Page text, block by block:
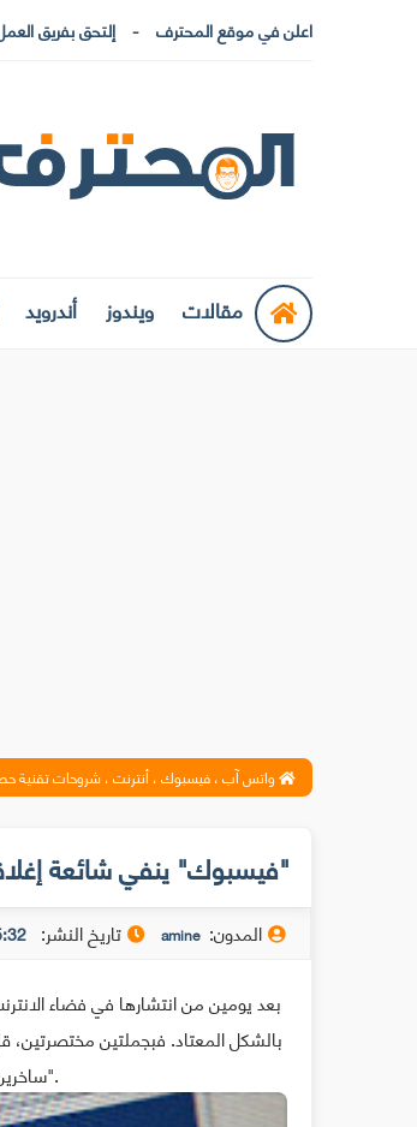
اعلن في موقع المحترف إلتحق بفريق
مقالات ويندوز أندرويد
واتس آب ، فيسبوك ، أنترنت ، شروحات تقنية
"فيسبوك" ينفي شائعة
المدون: amine تاريخ النشر:
بالشكل المعتاد. فبجملتين مختصرتين،
ساخرين من شائعة الإغلاق بالإشارة إلى أنهم "لم يتلقوا مذكرة بذلك".